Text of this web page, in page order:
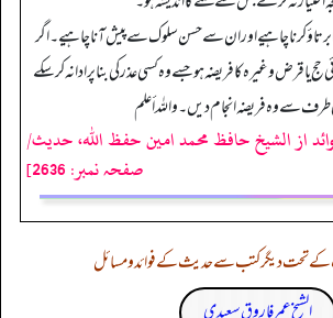
کرنا چاہیے اور ان سے حسن سلوک سے پیش آنا چاہیے۔ اگر
یا قرض وغیرہ کا فریضہ ہو جسے وہ کسی عذر کی بنا پر ادا نہ کر سکے
طرف سے وہ فریضہ انجام دیں۔ واللہ أعلم
از الشیخ حافظ محمد امین حفظ اللہ، حدیث/
صفحہ نمبر: 2636]
کے تحت دیگر کتب سے حدیث کے فوائد و مسائل